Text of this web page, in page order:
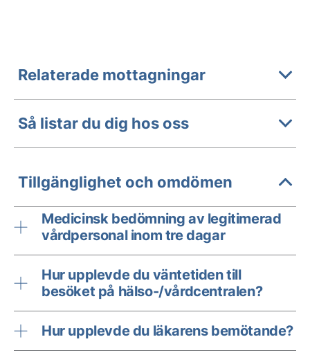
Relaterade mottagningar
Så listar du dig hos oss
Tillgänglighet och omdömen
Medicinsk bedömning av legitimerad
vårdpersonal inom tre dagar
Hur upplevde du väntetiden till
besöket på hälso-/vårdcentralen?
Hur upplevde du läkarens bemötande?